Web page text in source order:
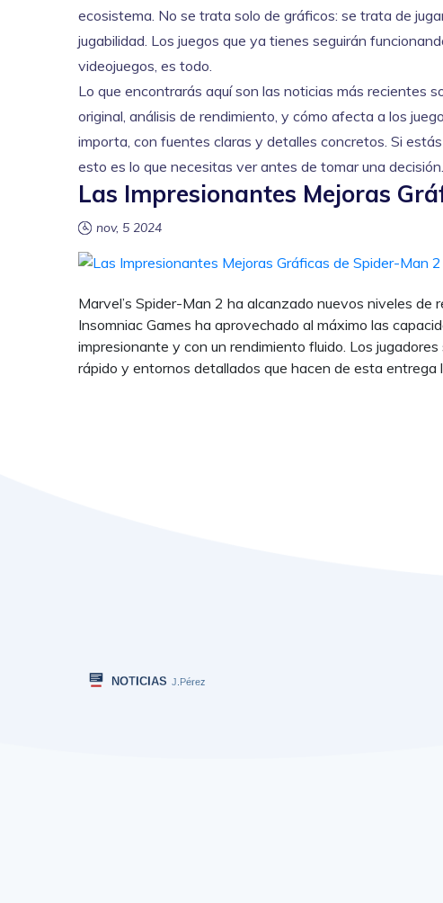
ecosistema. No se trata solo de gráficos: se trata de
jugabilidad. Los juegos que ya tienes seguirán
videojuegos, es todo.
Lo que encontrarás aquí son las noticias más recientes
original, análisis de rendimiento, y cómo afecta a los
importa, con fuentes claras y detalles concretos. Si
esto es lo que necesitas ver antes de tomar una decisión.
Las Impresionantes Mejoras
nov, 5 2024
Marvel’s Spider-Man 2 ha alcanzado nuevos niveles
Insomniac Games ha aprovechado al máximo las
impresionante y con un rendimiento fluido. Los
rápido y entornos detallados que hacen de esta entrega